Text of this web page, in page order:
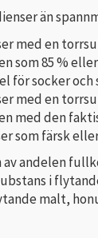
än
med en
som 85 %
för socker och
med en
med den
som färsk
av andelen
i
malt,